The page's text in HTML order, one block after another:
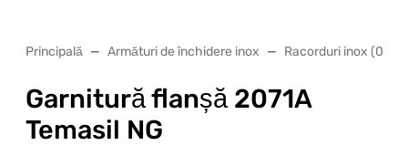
Principală Armături de închidere inox Racorduri inox (02)
Garnitură flanșă 2071A
Temasil NG